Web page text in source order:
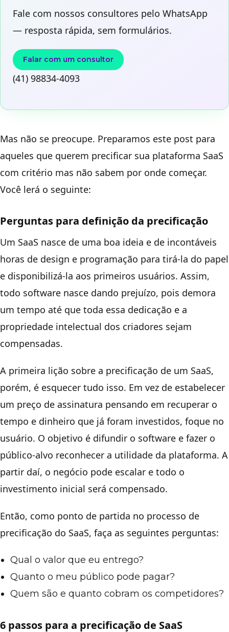
Fale com nossos consultores pelo WhatsApp
— resposta rápida, sem formulários.
Falar com um consultor
(41) 98834-4093
Mas não se preocupe. Preparamos este post para
aqueles que querem precificar sua plataforma SaaS
com critério mas não sabem por onde começar.
Você lerá o seguinte:
Perguntas para definição da precificação
Um SaaS nasce de uma boa ideia e de incontáveis
horas de design e programação para tirá-la do papel
e disponibilizá-la aos primeiros usuários. Assim,
todo software nasce dando prejuízo, pois demora
um tempo até que toda essa dedicação e a
propriedade intelectual dos criadores sejam
compensadas.
A primeira lição sobre a precificação de um SaaS,
porém, é esquecer tudo isso. Em vez de estabelecer
um preço de assinatura pensando em recuperar o
tempo e dinheiro que já foram investidos, foque no
usuário. O objetivo é difundir o software e fazer o
público-alvo reconhecer a utilidade da plataforma. A
partir daí, o negócio pode escalar e todo o
investimento inicial será compensado.
Então, como ponto de partida no processo de
precificação do SaaS, faça as seguintes perguntas:
Qual o valor que eu entrego?
Quanto o meu público pode pagar?
Quem são e quanto cobram os competidores?
6 passos para a precificação de SaaS